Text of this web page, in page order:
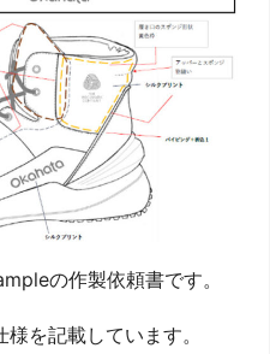
の作製依頼書です。
を記載しています。